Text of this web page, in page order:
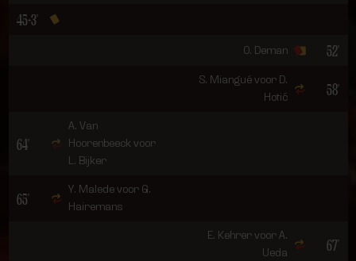
45+3'
52'
O. Deman
58'
S. Miangué voor D.
Hotić
64'
A. Van
Hoorenbeeck voor
L. Bijker
65'
Y. Malede voor G.
Hairemans
67'
E. Kehrer voor A.
Ueda